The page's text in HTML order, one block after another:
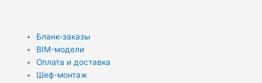
Бланк-заказы
BIM-модели
Оплата и доставка
Шеф-монтаж